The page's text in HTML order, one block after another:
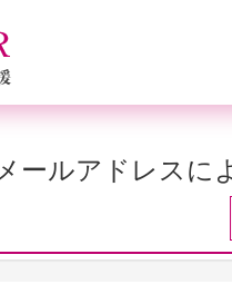
ールアドレスに